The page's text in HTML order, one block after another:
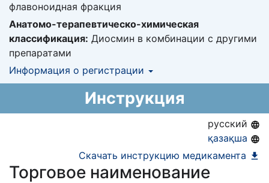
флавоноидная фракция
Анатомо-терапевтическо-химическая
классификация: Диосмин в комбинации с другими
препаратами
Информация о регистрации
Информация о регистрации в РК:13.11.2024 -
Инструкция
русский
қазақша
Скачать инструкцию медикамента
Торговое наименование